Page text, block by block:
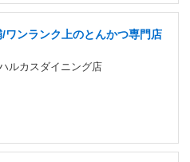
ンランク上のとんかつ専門店
ルカスダイニング店